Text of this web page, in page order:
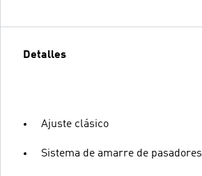
Detalles
Ajuste clásico
Sistema de amarre de pasadores